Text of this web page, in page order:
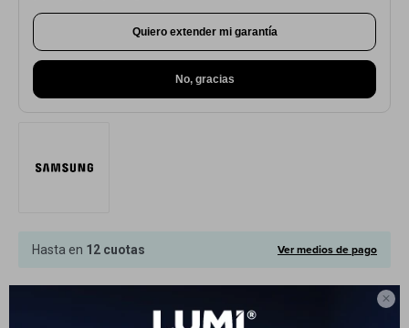

Quiero extender mi garantía
No, gracias
Hasta en 12 cuotas Ver medios de pago
Este artículo está agotado.